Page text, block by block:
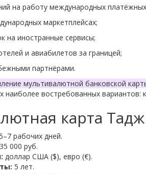
на работу международных платёжных
маркетплейсах;
на иностранные сервисы;
и авиабилетов за границей;
партнёрами.
мультивалютной банковской
наиболее востребованных вариантов:
карта
рабочих дней.
35 000 руб.
доллар США ($), евро (€).
5 лет.